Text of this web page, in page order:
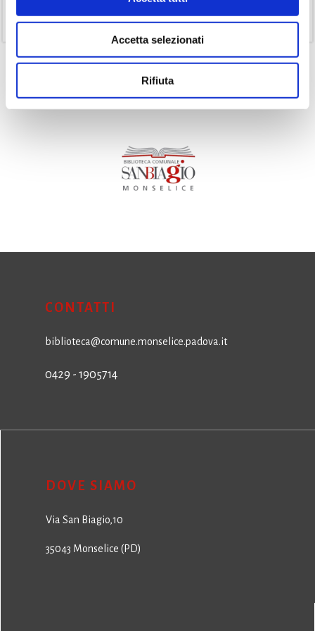
Accetta selezionati
Rifiuta
Volumi(11)
CONTATTI
biblioteca@comune.monselice.padova.it
0429 - 1905714
DOVE SIAMO
Via San Biagio,10
35043 Monselice (PD)